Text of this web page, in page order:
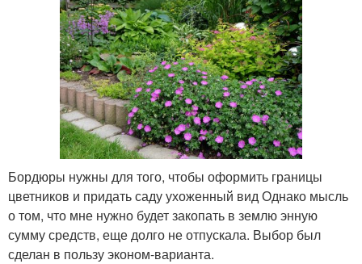
Ограждения для клумб
Потенциальные
ограждения
Декор для клумб Клумба из камня
Клумбы с камнями Клумбы из камня
Бордюры нужны для того, чтобы оформить границы
цветников и придать саду ухоженный вид Однако мысль
о том, что мне нужно будет закопать в землю энную
сумму средств, еще долго не отпускала. Выбор был
сделан в пользу эконом-варианта.